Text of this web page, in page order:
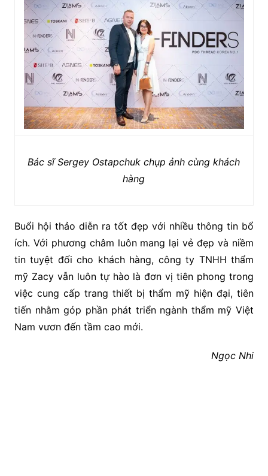
Bác sĩ Sergey Ostapchuk chụp ảnh cùng khách
hàng
Buổi hội thảo diễn ra tốt đẹp với nhiều thông tin bổ
ích. Với phương châm luôn mang lại vẻ đẹp và niềm
tin tuyệt đối cho khách hàng, công ty TNHH thẩm
mỹ Zacy vẫn luôn tự hào là đơn vị tiên phong trong
việc cung cấp trang thiết bị thẩm mỹ hiện đại, tiên
tiến nhằm góp phần phát triển ngành thẩm mỹ Việt
Nam vươn đến tầm cao mới.
Ngọc Nhi